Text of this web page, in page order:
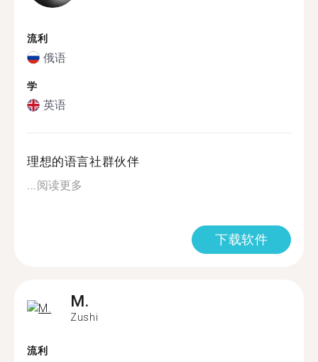
流利
俄语
学
英语
理想的语言社群伙伴
...阅读更多
下载软件
M.
Zushi
流利